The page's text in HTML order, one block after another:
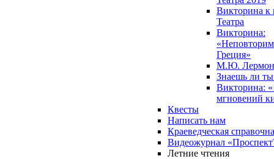
Викторина к
Театра
Викторина:
Греция»
М.Ю.
Знаешь ли
Викторина:
мгновений
Квесты
Написать нам
Краеведческая
Видеожурнал
Летние чтения